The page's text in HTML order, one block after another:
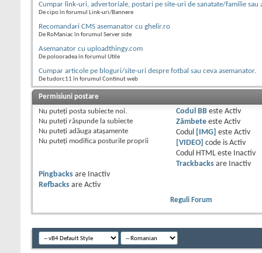
Cumpar link-uri, advertoriale, postari pe site-uri de sanatate/familie sau
De cipo în forumul Link-uri/Bannere
Recomandari CMS asemanator cu ghelir.ro
De RoManiac în forumul Server side
Asemanator cu uploadthingy.com
De polooradea în forumul Utile
Cumpar articole pe bloguri/site-uri despre fotbal sau ceva asemanator.
De tudorc11 în forumul Continut web
Permisiuni postare
Nu puteţi posta subiecte noi.
Nu puteţi răspunde la subiecte
Nu puteţi adăuga ataşamente
Nu puteţi modifica posturile proprii
Codul BBeste Activ
Zâmbeteeste Activ
Codul
[IMG] este Activ
[VIDEO]
code is Activ
Codul HTML este
Inactiv
Trackbacksare
Inactiv
Pingbacks are
Inactiv
Refbacks are Activ
Reguli Forum